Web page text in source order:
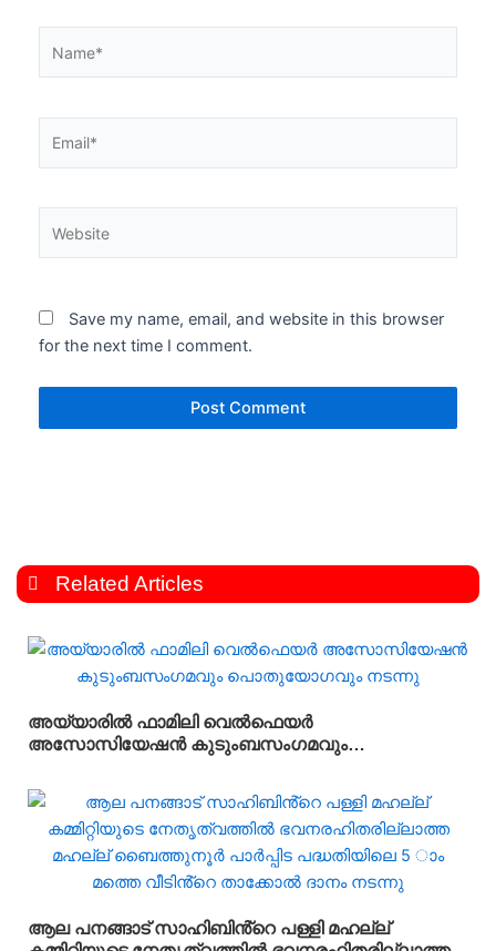
Save my name, email, and website in this browser
for the next time I comment.
Related Articles
അയ്യാരിൽ ഫാമിലി വെൽഫെയർ
അസോസിയേഷൻ കുടുംബസംഗമവും
ആല പനങ്ങാട് സാഹിബിൻ്റെ പള്ളി മഹല്ല്